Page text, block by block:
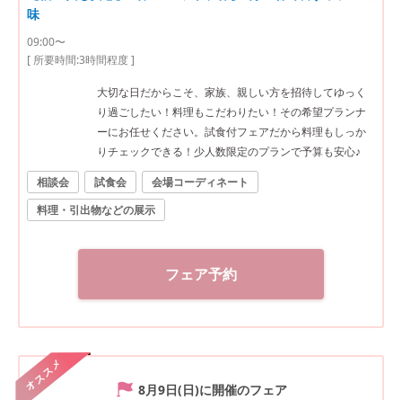
味
09:00〜
[ 所要時間:3時間程度]
大切な日だからこそ、家族、親しい方を招待してゆっく
り過ごしたい！料理もこだわりたい！その希望プランナ
ーにお任せください。試食付フェアだから料理もしっか
りチェックできる！少人数限定のプランで予算も安心♪
相談会
試食会
会場コーディネート
料理・引出物などの展示
フェア予約
オススメ 8月9日(日)に開催のフェア